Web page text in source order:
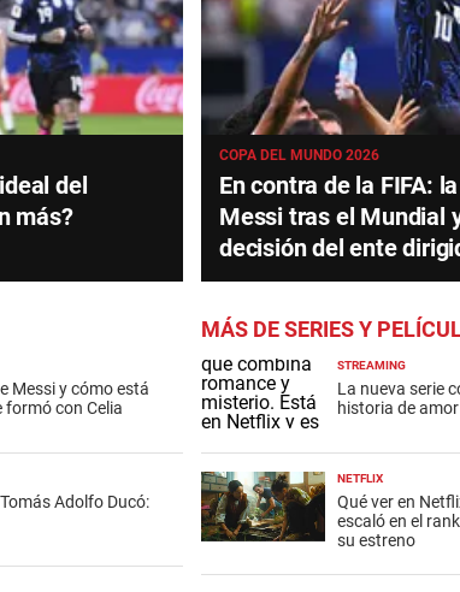
del
más?
COPA DEL MUNDO 2026
En contra de la FIFA:
Messi tras el Mundial
decisión del ente
Messi y cómo está
con Celia
Adolfo Ducó:
MÁS DE SERIES Y
STREAMING
La nueva serie
historia de
NETFLIX
Qué ver en
escaló en el
su estreno